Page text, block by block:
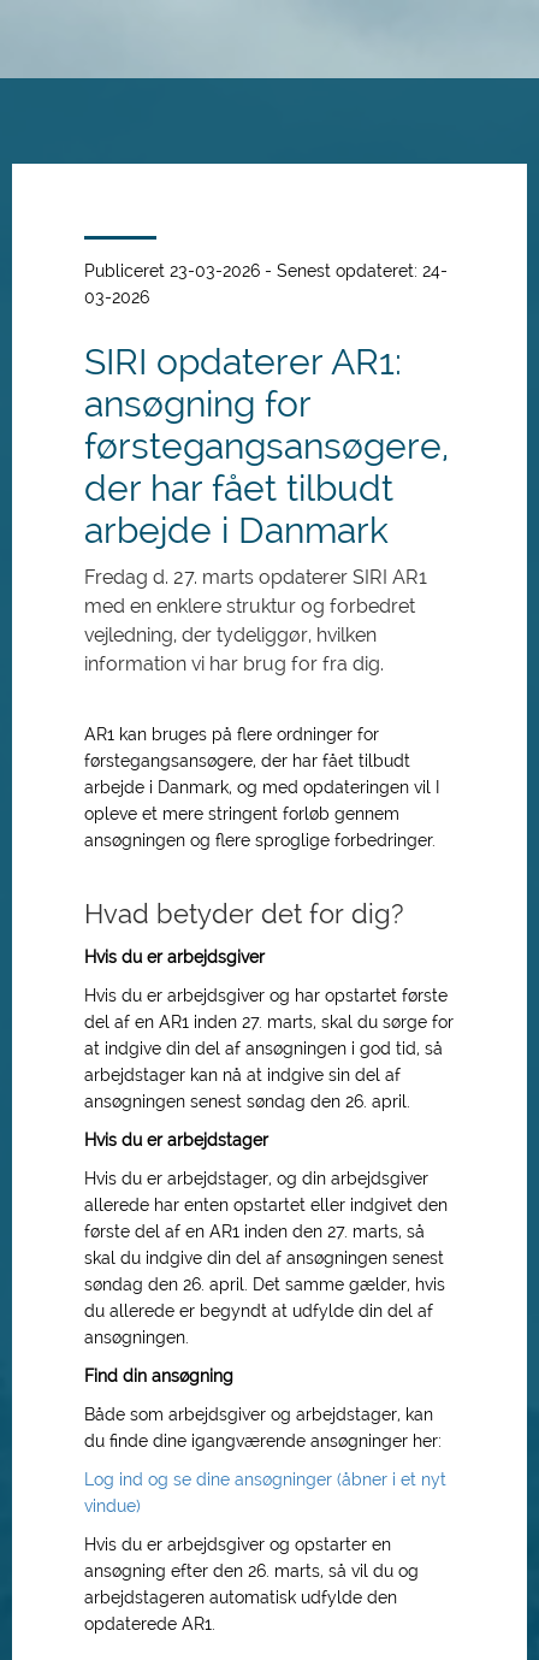
Publiceret 23-03-2026 - Senest opdateret: 24-
03-2026
SIRI opdaterer AR1:
ansøgning for
førstegangsansøgere,
der har fået tilbudt
arbejde i Danmark
Fredag d. 27. marts opdaterer SIRI AR1
med en enklere struktur og forbedret
vejledning, der tydeliggør, hvilken
information vi har brug for fra dig.
AR1 kan bruges på flere ordninger for
førstegangsansøgere, der har fået tilbudt
arbejde i Danmark, og med opdateringen vil I
opleve et mere stringent forløb gennem
ansøgningen og flere sproglige forbedringer.
Hvad betyder det for dig?
Hvis du er arbejdsgiver
Hvis du er arbejdsgiver og har opstartet første
del af en AR1 inden 27. marts, skal du sørge for
at indgive din del af ansøgningen i god tid, så
arbejdstager kan nå at indgive sin del af
ansøgningen senest søndag den 26. april.
Hvis du er arbejdstager
Hvis du er arbejdstager, og din arbejdsgiver
allerede har enten opstartet eller indgivet den
første del af en AR1 inden den 27. marts, så
skal du indgive din del af ansøgningen senest
søndag den 26. april. Det samme gælder, hvis
du allerede er begyndt at udfylde din del af
ansøgningen.
Find din ansøgning
Både som arbejdsgiver og arbejdstager, kan
du finde dine igangværende ansøgninger her:
Log ind og se dine ansøgninger (åbner i et nyt
vindue)
Hvis du er arbejdsgiver og opstarter en
ansøgning efter den 26. marts, så vil du og
arbejdstageren automatisk udfylde den
opdaterede AR1.